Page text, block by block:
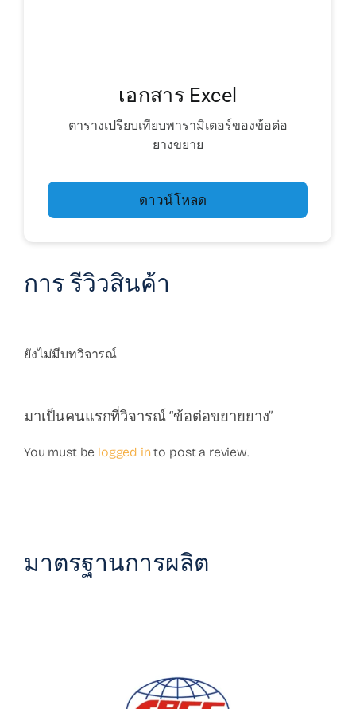
เอกสาร Excel
ตารางเปรียบเทียบพารามิเตอร์ของข้อต่อ
ยางขยาย
ดาวน์โหลด
การ รีวิวสินค้า
ยังไม่มีบทวิจารณ์
มาเป็นคนแรกที่วิจารณ์ “ข้อต่อขยายยาง”
You must be logged into post a review.
มาตรฐานการผลิต